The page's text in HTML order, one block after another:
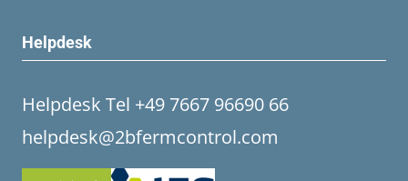
Helpdesk
Helpdesk Tel +49 7667 96690 66
helpdesk@2bfermcontrol.com